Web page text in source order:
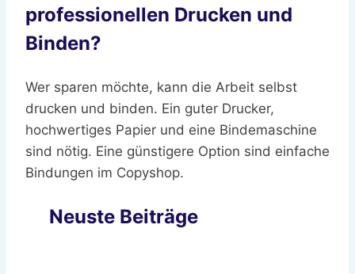
professionellen Drucken und
Binden?
Wer sparen möchte, kann die Arbeit selbst
drucken und binden. Ein guter Drucker,
hochwertiges Papier und eine Bindemaschine
sind nötig. Eine günstigere Option sind einfache
Bindungen im Copyshop.
Neuste Beiträge